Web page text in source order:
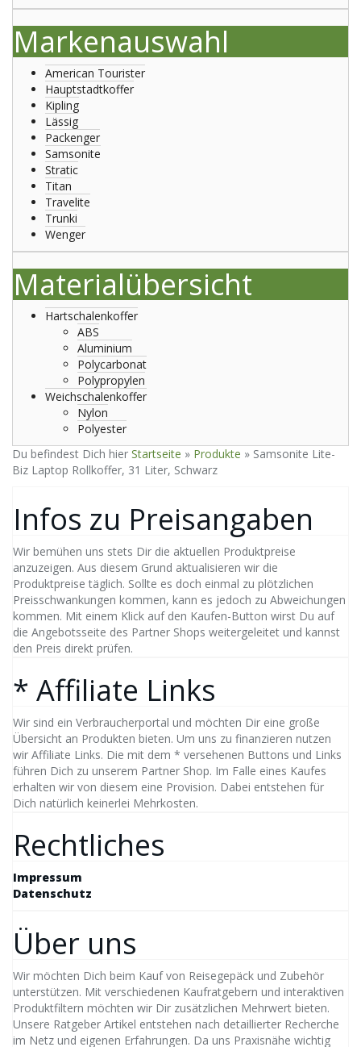
Markenauswahl
American Tourister
Hauptstadtkoffer
Kipling
Lässig
Packenger
Samsonite
Stratic
Titan
Travelite
Trunki
Wenger
Materialübersicht
Hartschalenkoffer
ABS
Aluminium
Polycarbonat
Polypropylen
Weichschalenkoffer
Nylon
Polyester
Du befindest Dich hier Startseite » Produkte » Samsonite Lite-
Biz Laptop Rollkoffer, 31 Liter, Schwarz
Infos zu Preisangaben
Wir bemühen uns stets Dir die aktuellen Produktpreise
anzuzeigen. Aus diesem Grund aktualisieren wir die
Produktpreise täglich. Sollte es doch einmal zu plötzlichen
Preisschwankungen kommen, kann es jedoch zu Abweichungen
kommen. Mit einem Klick auf den Kaufen-Button wirst Du auf
die Angebotsseite des Partner Shops weitergeleitet und kannst
den Preis direkt prüfen.
* Affiliate Links
Wir sind ein Verbraucherportal und möchten Dir eine große
Übersicht an Produkten bieten. Um uns zu finanzieren nutzen
wir Affiliate Links. Die mit dem * versehenen Buttons und Links
führen Dich zu unserem Partner Shop. Im Falle eines Kaufes
erhalten wir von diesem eine Provision. Dabei entstehen für
Dich natürlich keinerlei Mehrkosten.
Rechtliches
Impressum
Datenschutz
Über uns
Wir möchten Dich beim Kauf von Reisegepäck und Zubehör
unterstützen. Mit verschiedenen Kaufratgebern und interaktiven
Produktfiltern möchten wir Dir zusätzlichen Mehrwert bieten.
Unsere Ratgeber Artikel entstehen nach detaillierter Recherche
im Netz und eigenen Erfahrungen. Da uns Praxisnähe wichtig